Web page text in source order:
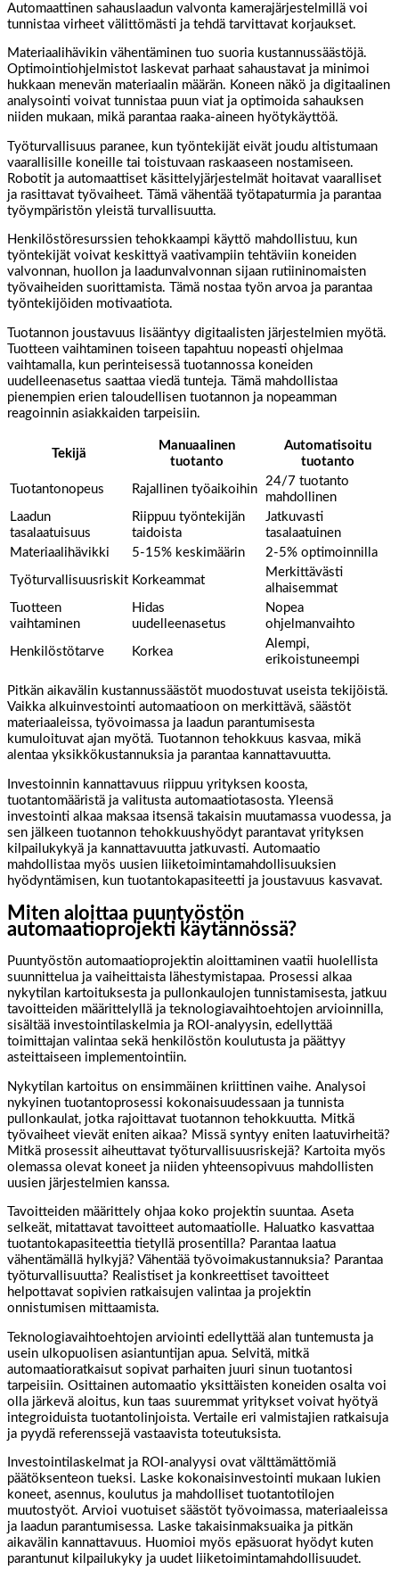
Automaattinen sahauslaadun valvonta kamerajärjestelmillä voi
tunnistaa virheet välittömästi ja tehdä tarvittavat korjaukset.
Materiaalihävikin vähentäminen tuo suoria kustannussäästöjä.
Optimointiohjelmistot laskevat parhaat sahaustavat ja minimoi
hukkaan menevän materiaalin määrän. Koneen näkö ja digitaalinen
analysointi voivat tunnistaa puun viat ja optimoida sahauksen
niiden mukaan, mikä parantaa raaka-aineen hyötykäyttöä.
Työturvallisuus paranee, kun työntekijät eivät joudu altistumaan
vaarallisille koneille tai toistuvaan raskaaseen nostamiseen.
Robotit ja automaattiset käsittelyjärjestelmät hoitavat vaaralliset
ja rasittavat työvaiheet. Tämä vähentää työtapaturmia ja parantaa
työympäristön yleistä turvallisuutta.
Henkilöstöresurssien tehokkaampi käyttö mahdollistuu, kun
työntekijät voivat keskittyä vaativampiin tehtäviin koneiden
valvonnan, huollon ja laadunvalvonnan sijaan rutiininomaisten
työvaiheiden suorittamista. Tämä nostaa työn arvoa ja parantaa
työntekijöiden motivaatiota.
Tuotannon joustavuus lisääntyy digitaalisten järjestelmien myötä.
Tuotteen vaihtaminen toiseen tapahtuu nopeasti ohjelmaa
vaihtamalla, kun perinteisessä tuotannossa koneiden
uudelleenasetus saattaa viedä tunteja. Tämä mahdollistaa
pienempien erien taloudellisen tuotannon ja nopeamman
reagoinnin asiakkaiden tarpeisiin.
Tekijä
Manuaalinen
tuotanto
Automatisoitu
tuotanto
Tuotantonopeus Rajallinen työaikoihin
24/7 tuotanto
mahdollinen
Laadun
tasalaatuisuus
Riippuu työntekijän
taidoista
Jatkuvasti
tasalaatuinen
Materiaalihävikki
5-15% keskimäärin 2-5% optimoinnilla
Työturvallisuusriskit Korkeammat
Merkittävästi
alhaisemmat
Tuotteen
vaihtaminen
Hidas
uudelleenasetus
Nopea
ohjelmanvaihto
Henkilöstötarve Korkea
Alempi,
erikoistuneempi
Pitkän aikavälin kustannussäästöt muodostuvat useista tekijöistä.
Vaikka alkuinvestointi automaatioon on merkittävä, säästöt
materiaaleissa, työvoimassa ja laadun parantumisesta
kumuloituvat ajan myötä. Tuotannon tehokkuus kasvaa, mikä
alentaa yksikkökustannuksia ja parantaa kannattavuutta.
Investoinnin kannattavuus riippuu yrityksen koosta,
tuotantomääristä ja valitusta automaatiotasosta. Yleensä
investointi alkaa maksaa itsensä takaisin muutamassa vuodessa, ja
sen jälkeen tuotannon tehokkuushyödyt parantavat yrityksen
kilpailukykyä ja kannattavuutta jatkuvasti. Automaatio
mahdollistaa myös uusien liiketoimintamahdollisuuksien
hyödyntämisen, kun tuotantokapasiteetti ja joustavuus kasvavat.
Miten aloittaa puuntyöstön
automaatioprojekti käytännössä?
Puuntyöstön automaatioprojektin aloittaminen vaatii huolellista
suunnittelua ja vaiheittaista lähestymistapaa. Prosessi alkaa
nykytilan kartoituksesta ja pullonkaulojen tunnistamisesta, jatkuu
tavoitteiden määrittelyllä ja teknologiavaihtoehtojen arvioinnilla,
sisältää investointilaskelmia ja ROI-analyysin, edellyttää
toimittajan valintaa sekä henkilöstön koulutusta ja päättyy
asteittaiseen implementointiin.
Nykytilan kartoitus on ensimmäinen kriittinen vaihe. Analysoi
nykyinen tuotantoprosessi kokonaisuudessaan ja tunnista
pullonkaulat, jotka rajoittavat tuotannon tehokkuutta. Mitkä
työvaiheet vievät eniten aikaa? Missä syntyy eniten laatuvirheitä?
Mitkä prosessit aiheuttavat työturvallisuusriskejä? Kartoita myös
olemassa olevat koneet ja niiden yhteensopivuus mahdollisten
uusien järjestelmien kanssa.
Tavoitteiden määrittely ohjaa koko projektin suuntaa. Aseta
selkeät, mitattavat tavoitteet automaatiolle. Haluatko kasvattaa
tuotantokapasiteettia tietyllä prosentilla? Parantaa laatua
vähentämällä hylkyjä? Vähentää työvoimakustannuksia? Parantaa
työturvallisuutta? Realistiset ja konkreettiset tavoitteet
helpottavat sopivien ratkaisujen valintaa ja projektin
onnistumisen mittaamista.
Teknologiavaihtoehtojen arviointi edellyttää alan tuntemusta ja
usein ulkopuolisen asiantuntijan apua. Selvitä, mitkä
automaatioratkaisut sopivat parhaiten juuri sinun tuotantosi
tarpeisiin. Osittainen automaatio yksittäisten koneiden osalta voi
olla järkevä aloitus, kun taas suuremmat yritykset voivat hyötyä
integroiduista tuotantolinjoista. Vertaile eri valmistajien ratkaisuja
ja pyydä referenssejä vastaavista toteutuksista.
Investointilaskelmat ja ROI-analyysi ovat välttämättömiä
päätöksenteon tueksi. Laske kokonaisinvestointi mukaan lukien
koneet, asennus, koulutus ja mahdolliset tuotantotilojen
muutostyöt. Arvioi vuotuiset säästöt työvoimassa, materiaaleissa
ja laadun parantumisessa. Laske takaisinmaksuaika ja pitkän
aikavälin kannattavuus. Huomioi myös epäsuorat hyödyt kuten
parantunut kilpailukyky ja uudet liiketoimintamahdollisuudet.